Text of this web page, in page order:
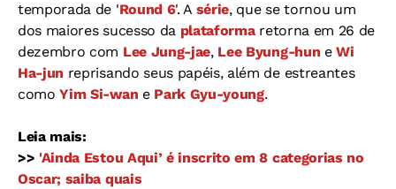
temporada de 'Round 6'. A série, que se tornou um
dos maiores sucesso da plataforma retorna em 26 de
dezembro com Lee Jung-jae, Lee Byung-hun eWi
Ha-jun reprisando seus papéis, além de estreantes
comoYim Si-wan e Park Gyu-young.
Leia mais:
>> 'Ainda Estou Aqui’ é inscrito em 8 categorias no
Oscar; saiba quais